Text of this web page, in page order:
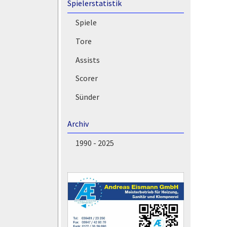
Spielerstatistik
Spiele
Tore
Assists
Scorer
Sünder
Archiv
1990 - 2025